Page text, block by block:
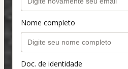
Nome completo
Doc. de identidade